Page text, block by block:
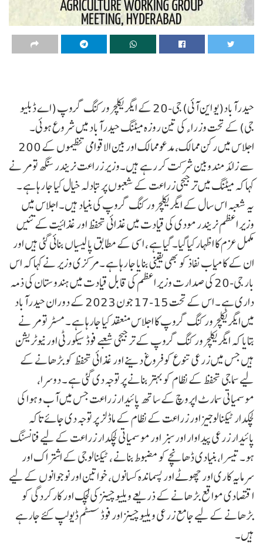
حیدرآباد(یو این آئی) جی-20 کے ایگریکلچر ورکنگ گروپ (اے ڈبلیو
جی) کے تحت وزراء کی تین روزہ میٹنگ حیدرآباد میں شروع ہوئی۔
اجلاس میں رکن ممالک، مدعو ممالک اور بین الاقوامی تنظیموں کے 200
سے زائد مندوبین شرکت کر رہے ہیں۔وزیر زراعت نریندر سنگھ تومر نے
کہا کہ میٹنگ میں ترجیحی زراعت کے شعبوں پر تبادلہ خیال کیا جا رہا ہے ۔
یہ شعبہ اس سال کے ایگریکلچر ورکنگ گروپ کی بنیاد ہیں۔ اجلاس میں
وزیر اعظم نریندر مودی کی قیادت میں غذائی تحفظ اور غذائیت کے تئیں
مکمل عزم کا اظہارکیاگیا۔ گیا ہے ، اسی کے مطابق پالیسیاں بنائی گئی ہیں اور
ان کے کامیاب نفاذ کو بھی یقینی بنایا جا رہا ہے ۔مرکزی وزیر نے کہا کہ اس
بار جی-20 کی صدارت وزیر اعظم کی قابل قیادت میں ہندوستان کی ذمہ
داری ہے ۔ اس کے تحت 15-17 جون 2023 کے دوران حیدرآباد
میں ایگریکلچر ورکنگ گروپ کا اجلاس منعقد کیا جارہا ہے ۔ مسٹر تومر نے
بتایا کہ ایگریکلچر ورکنگ گروپ کے ترجیحی شعبے فوڈ سیکورٹی اور نیوٹریشن
ہیں جس میں زرعی تنوع کو فروغ دینے اور غذائی تحفظ کو بڑھانے کے
لیے سماجی تحفظ کے نظام کو بہتر بنانے پر توجہ دی گئی ہے ۔ دوسرا،
موسمیاتی سمارٹ اپروچ کے ساتھ پائیدار زراعت جس میں آب و ہوا کی
لچکدار ٹیکنالوجیز اور زراعت کے نظام کے ماڈلز پر توجہ دی جائے تاکہ
پائیدار زرعی پیداوار اور سبز اور موسمیاتی لچکدار زراعت کے لیے فنانسنگ
ہو۔ تیسرا، بنیادی ڈھانچے کو مضبوط بنانے ، ٹیکنالوجی کے اشتراک اور
سرمایہ کاری اور چھوٹے اور پسماندہ کسانوں، خواتین اور نوجوانوں کے لیے
اقتصادی مواقع بڑھانے کے ذریعے ویلیو چینز کی لچک اور کارکردگی کو
بڑھانے کے لیے جامع زرعی ویلیو چینز اور فوڈ سسٹم ڈیولپ کئے جارہے
ہیں۔